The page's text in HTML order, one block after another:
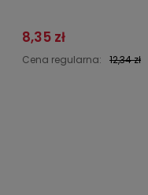
8,35 zł
Cena regularna: 12,34 zł